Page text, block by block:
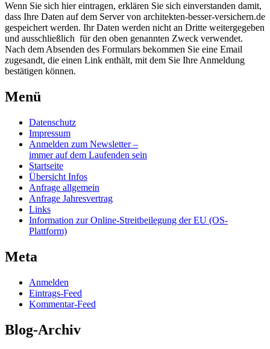
Wenn Sie sich hier eintragen, erklären Sie sich einverstanden damit,
dass Ihre Daten auf dem Server von architekten-besser-versichern.de
gespeichert werden. Ihr Daten werden nicht an Dritte weitergegeben
und ausschließlich für den oben genannten Zweck verwendet.
Nach dem Absenden des Formulars bekommen Sie eine Email
zugesandt, die einen Link enthält, mit dem Sie Ihre Anmeldung
bestätigen können.
Menü
Datenschutz
Impressum
Anmelden zum Newsletter –
immer auf dem Laufenden sein
Startseite
Übersicht Infos
Anfrage allgemein
Anfrage Jahresvertrag
Links
Information zur Online-Streitbeilegung der EU (OS-
Plattform)
Meta
Anmelden
Eintrags-Feed
Kommentar-Feed
Blog-Archiv